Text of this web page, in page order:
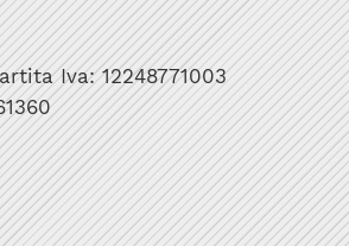
Iva: 12248771003